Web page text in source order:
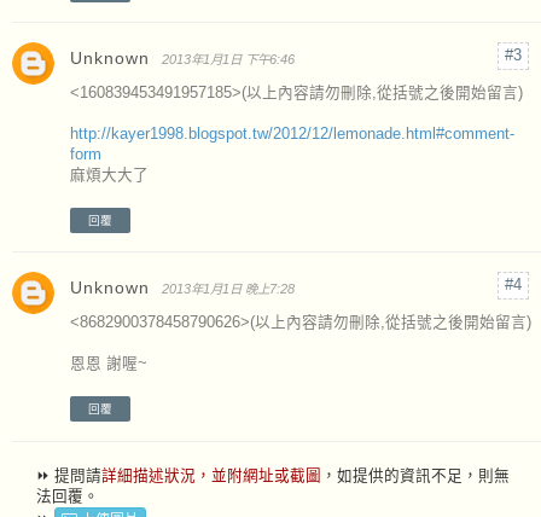
Unknown 2013年1月1日 下午6:46
<160839453491957185>(以上內容請勿刪除,從括號之後開始留言)
http://kayer1998.blogspot.tw/2012/12/lemonade.html#comment-
form
麻煩大大了
回覆
Unknown 2013年1月1日 晚上7:28
<8682900378458790626>(以上內容請勿刪除,從括號之後開始留言)
恩恩 謝喔~
回覆
⏩ 提問請詳細描述狀況，並附網址或截圖 ，如提供的資訊不足，則無
法回覆。